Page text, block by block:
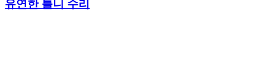
유연한 틀니 수리